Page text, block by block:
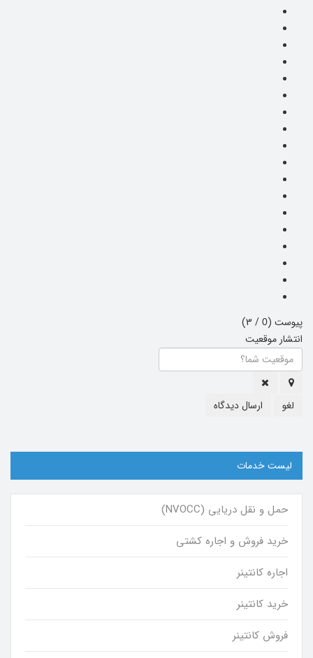
پیوست (0
/ 3)
انتشار موقعیت
لغو ارسال دیدگاه
لیست خدمات
حمل و نقل دریایی (NVOCC)
خرید فروش و اجاره کشتی
اجاره کانتینر
خرید کانتینر
فروش کانتینر